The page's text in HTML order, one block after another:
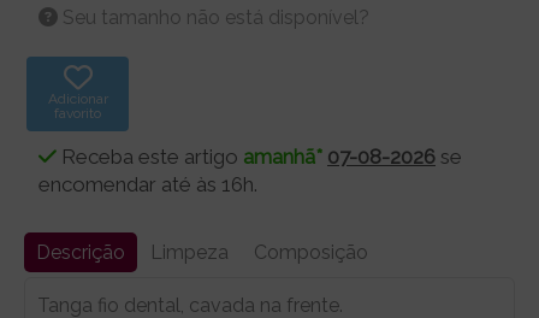
Seu tamanho não está disponível?
Adicionar
favorito
Receba este artigo amanhã* 07-08-2026 se
encomendar até às 16h.
Descrição Limpeza Composição
Tanga fio dental, cavada na frente.